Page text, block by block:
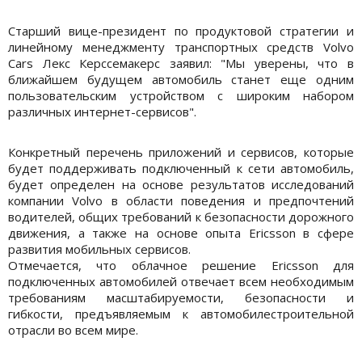
Старший вице-президент по продуктовой стратегии и
линейному менеджменту транспортных средств Volvo
Cars Лекс Керссемакерс заявил: "Мы уверены, что в
ближайшем будущем автомобиль станет еще одним
пользовательским устройством с широким набором
различных интернет-сервисов".
Конкретный перечень приложений и сервисов, которые
будет поддерживать подключенный к сети автомобиль,
будет определен на основе результатов исследований
компании Volvo в области поведения и предпочтений
водителей, общих требований к безопасности дорожного
движения, а также на основе опыта Ericsson в сфере
развития мобильных сервисов.
Отмечается, что облачное решение Ericsson для
подключенных автомобилей отвечает всем необходимым
требованиям масштабируемости, безопасности и
гибкости, предъявляемым к автомобилестроительной
отрасли во всем мире.